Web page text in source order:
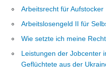
Arbeitsrecht für Aufstocker
Arbeitslosengeld II für
Wie setzte ich meine
Leistungen der Jobcenter
Geflüchtete aus der